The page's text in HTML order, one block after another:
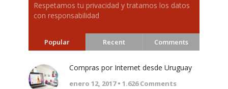
Respetamos tu privacidad y tratamos los datos
con responsabilidad
Popular Recent Comments
Compras por Internet desde Uruguay
enero 12, 2017 • 1.626Comments